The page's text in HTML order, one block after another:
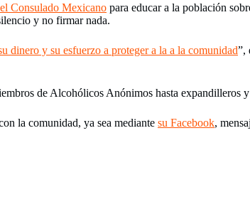
Consulado Mexicano para educar a la población
y no firmar nada.
dinero y su esfuerzo a proteger a la a la comunidad”,
de Alcohólicos Anónimos hasta expandilleros
la comunidad, ya sea mediante su Facebook,